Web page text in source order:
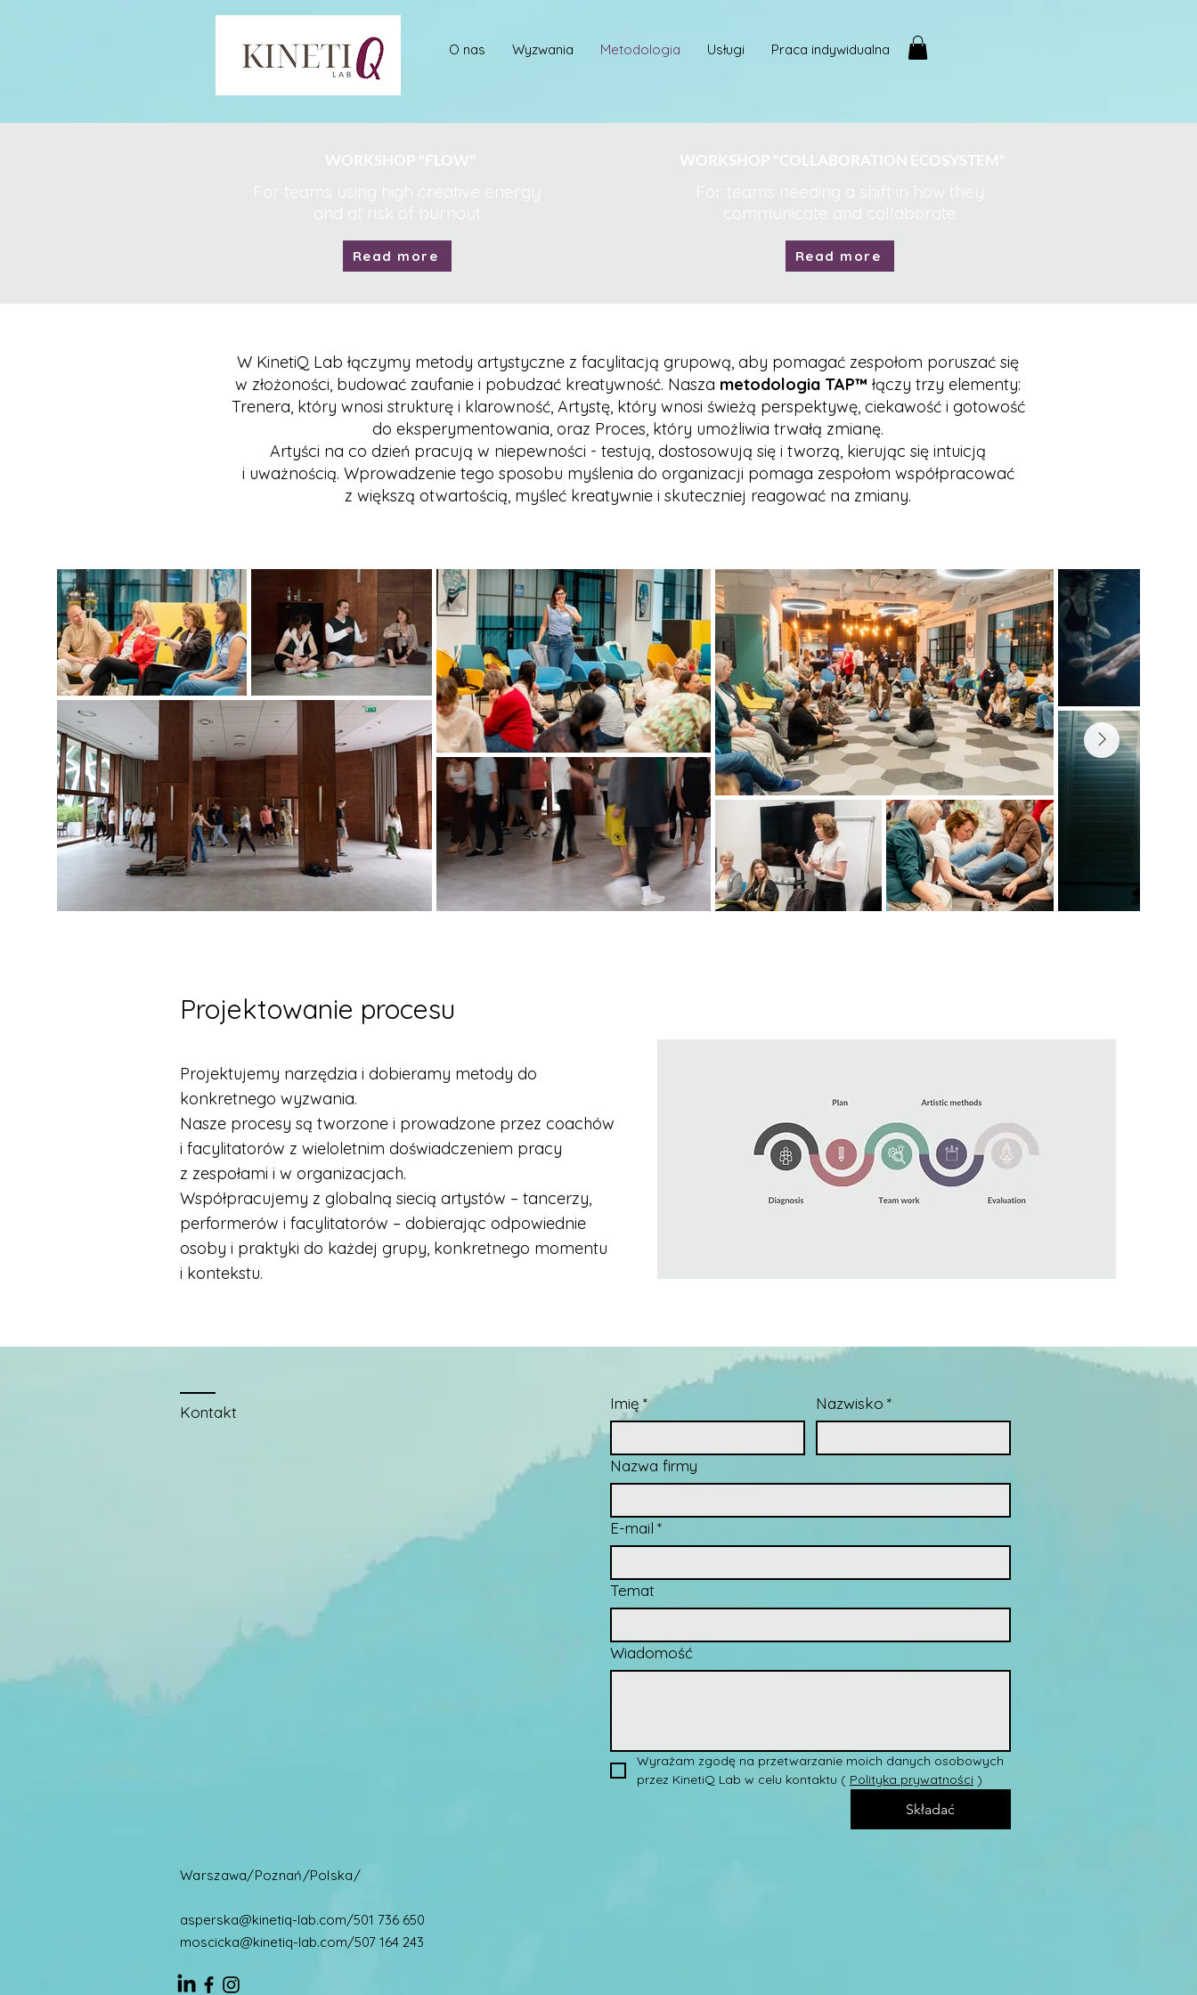
O nas Wyzwania Metodologia Usługi Praca indywidualna
Read more Read more
W KinetiQ Lab łączymy metody artystyczne z facylitacją grupową, aby pomagać zespołom poruszać się
w złożoności, budować zaufanie i pobudzać kreatywność. Nasza metodologia TAP™ łączy trzy elementy:
Trenera, który wnosi strukturę i klarowność, Artystę, który wnosi świeżą perspektywę, ciekawość i gotowość
do eksperymentowania, oraz Proces, który umożliwia trwałą zmianę.
Artyści na co dzień pracują w niepewności - testują, dostosowują się i tworzą, kierując się intuicją
i uważnością. Wprowadzenie tego sposobu myślenia do organizacji pomaga zespołom współpracować
z większą otwartością, myśleć kreatywnie i skuteczniej reagować na zmiany.
Projektowanie procesu
Projektujemy narzędzia i dobieramy metody do
konkretnego wyzwania.
Nasze procesy są tworzone i prowadzone przez coachów
i facylitatorów z wieloletnim doświadczeniem pracy
z zespołami i w organizacjach.
Współpracujemy z globalną siecią artystów – tancerzy,
performerów i facylitatorów – dobierając odpowiednie
osoby i praktyki do każdej grupy, konkretnego momentu
i kontekstu.
Kontakt Imię * Nazwisko *
Nazwa firmy
E-mail *
Temat
Wiadomość
Wyrażam zgodę na przetwarzanie moich danych osobowych
przez KinetiQ Lab w celu kontaktu ( Polityka prywatności )
Składać
Warszawa/Poznań/Polska/
asperska@kinetiq-lab.com/501 736 650
moscicka@kinetiq-lab.com/507 164 243